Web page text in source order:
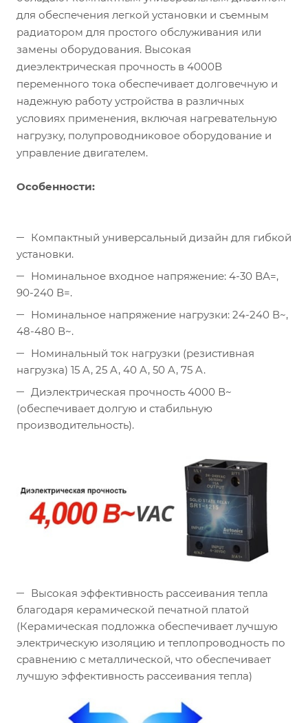
для обеспечения легкой установки и съемным
радиатором для простого обслуживания или
замены оборудования. Высокая
диеэлектрическая прочность в 4000В
переменного тока обеспечивает долговечную и
надежную работу устройства в различных
условиях применения, включая нагревательную
нагрузку, полупроводниковое оборудование и
управление двигателем.
Особенности:
Компактный универсальный дизайн для гибкой
установки.
Номинальное входное напряжение: 4-30 ВА=,
90-240 В=.
Номинальное напряжение нагрузки: 24-240 В~,
48-480 В~.
Номинальный ток нагрузки (резистивная
нагрузка) 15 A, 25 A, 40 A, 50 A, 75 A.
Диэлектрическая прочность 4000 В~
(обеспечивает долгую и стабильную
производительность).
Высокая эффективность рассеивания тепла
благодаря керамической печатной платой
(Керамическая подложка обеспечивает лучшую
электрическую изоляцию и теплопроводность по
сравнению с металлической, что обеспечивает
лучшую эффективность рассеивания тепла)